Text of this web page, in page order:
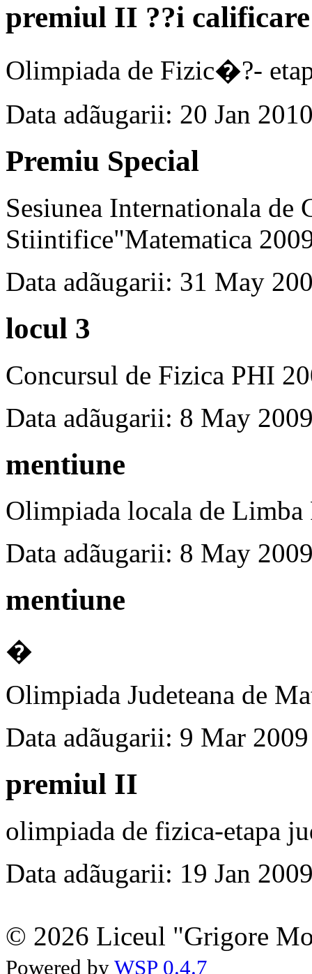
premiul II ??i
Olimpiada de Fizic�?-
Data adãugarii: 20 Jan
Premiu Special
Sesiunea Internationala de
Stiintifice"Matematica
Data adãugarii: 31 May
locul 3
Concursul de Fizica PHI
Data adãugarii: 8 May
mentiune
Olimpiada locala de
Data adãugarii: 8 May
mentiune
�
Olimpiada Judeteana de
Data adãugarii: 9 Mar 2009
premiul II
olimpiada de fizica-etapa
Data adãugarii: 19 Jan
© 2026 Liceul "Grigore
Powered by WSP 0.4.7